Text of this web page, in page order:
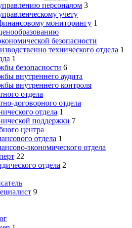
персоналом 3
учету
мониторингу 1
безопасности
технического отдела 1
1
безопасности 6
внутреннего аудита
внутреннего контроля
отдела
договорного отдела
отдела 1
поддержки 7
центра
отдела 1
экономического отдела
22
отдела 2
9